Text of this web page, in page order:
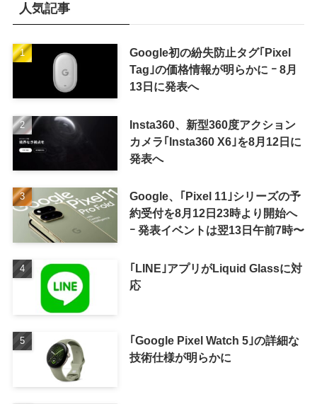
人気記事
Google初の紛失防止タグ｢Pixel
Tag｣の価格情報が明らかに ｰ 8月
13日に発表へ
Insta360、新型360度アクション
カメラ｢Insta360 X6｣を8月12日に
発表へ
Google、｢Pixel 11｣シリーズの予
約受付を8月12日23時より開始へ
ｰ 発表イベントは翌13日午前7時〜
｢LINE｣アプリがLiquid Glassに対
応
｢Google Pixel Watch 5｣の詳細な
技術仕様が明らかに